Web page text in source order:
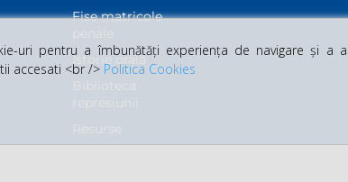
Fișe matricole
penale
Istorie orală
Biblioteca
represiunii
Resurse
uri pentru a îmbunătăți experiența de navigare și a
accesati <br /> Politica Cookies